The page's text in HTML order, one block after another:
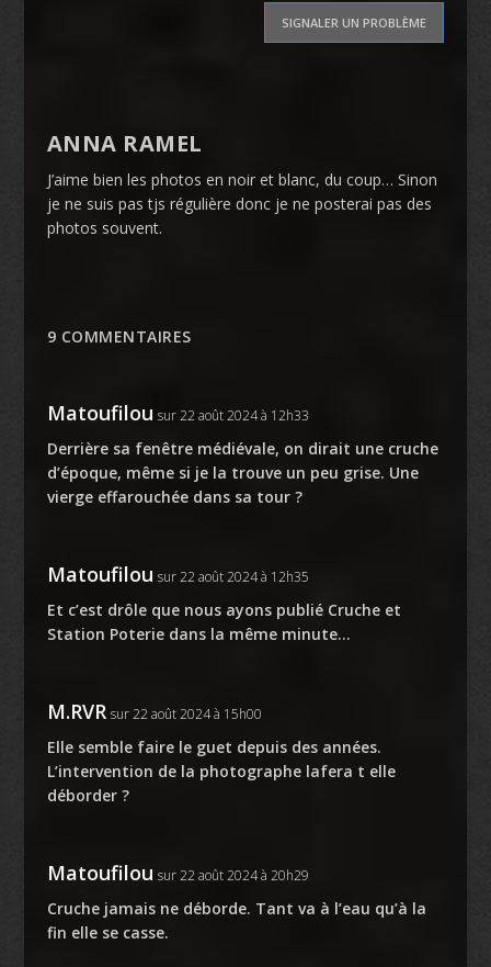
SIGNALER UN PROBLÈME
ANNA RAMEL
J’aime bien les photos en noir et blanc, du coup… Sinon
je ne suis pas tjs régulière donc je ne posterai pas des
photos souvent.
9 COMMENTAIRES
Matoufilou sur 22 août 2024 à 12h33
Derrière sa fenêtre médiévale, on dirait une cruche
d’époque, même si je la trouve un peu grise. Une
vierge effarouchée dans sa tour ?
Matoufilou sur 22 août 2024 à 12h35
Et c’est drôle que nous ayons publié Cruche et
Station Poterie dans la même minute…
M.RVR sur 22 août 2024 à 15h00
Elle semble faire le guet depuis des années.
L’intervention de la photographe lafera t elle
déborder ?
Matoufilou sur 22 août 2024 à 20h29
Cruche jamais ne déborde. Tant va à l’eau qu’à la
fin elle se casse.